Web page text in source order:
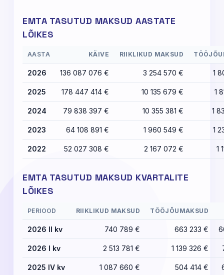
EMTA TASUTUD MAKSUD AASTATE
LÕIKES
AASTA KÄIVE RIIKLIKUD MAKSUD
2026 136 087 076 € 3 254 570 € 1
2025 178 447 414 € 10 135 679 € 1
2024 79 838 397 € 10 355 381 € 1
2023 64 108 891 € 1 960 549 € 1
2022 52 027 308 € 2 167 072 € 1
EMTA TASUTUD MAKSUD KVARTALITE
LÕIKES
PERIOOD RIIKLIKUD MAKSUD TÖÖJÕUMAKSUD
2026 II kv 740 789 € 663 233 €
2026 I kv 2 513 781 € 1 139 326 €
2025 IV kv 1 087 660 € 504 414 €